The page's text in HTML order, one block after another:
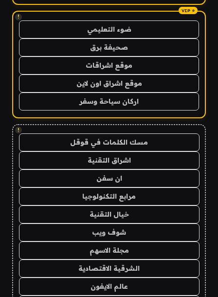
!
ضوء التعليمي
صحيفة برق
موقع اشراقات
موقع اشراق اون لاين
اركان سياحة وسفر
!
مسك الكلمات في قوقل
اشراق التقنية
ان سفن
مرابع التكنولوجيا
خيال التقنية
شوف ويب
مجلة الاسهم
الشرقية الاقتصادية
عالم الايفون